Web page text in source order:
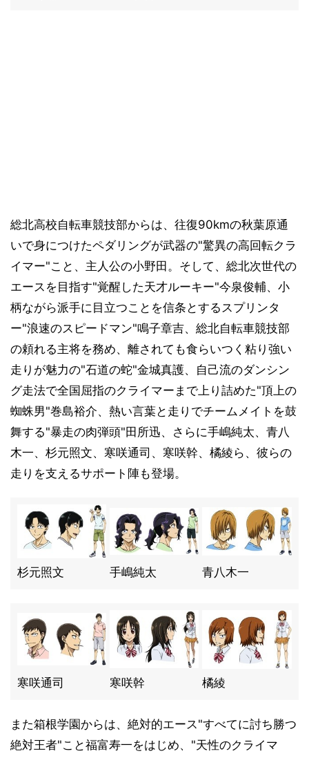
総北高校自転車競技部からは、往復90kmの秋葉原通
いで身につけたペダリングが武器の"驚異の高回転クラ
イマー"こと、主人公の小野田。そして、総北次世代の
エースを目指す"覚醒した天才ルーキー"今泉俊輔、小
柄ながら派手に目立つことを信条とするスプリンタ
ー"浪速のスピードマン"鳴子章吉、総北自転車競技部
の頼れる主将を務め、離されても食らいつく粘り強い
走りが魅力の"石道の蛇"金城真護、自己流のダンシン
グ走法で全国屈指のクライマーまで上り詰めた"頂上の
蜘蛛男"巻島裕介、熱い言葉と走りでチームメイトを鼓
舞する"暴走の肉弾頭"田所迅、さらに手嶋純太、青八
木一、杉元照文、寒咲通司、寒咲幹、橘綾ら、彼らの
走りを支えるサポート陣も登場。
杉元照文 手嶋純太 青八木一
寒咲通司 寒咲幹 橘綾
また箱根学園からは、絶対的エース"すべてに討ち勝つ
絶対王者"こと福富寿一をはじめ、"天性のクライマ